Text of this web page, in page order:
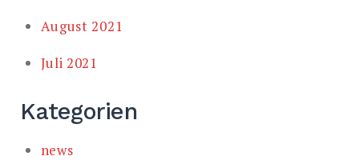
August 2021
Juli 2021
Kategorien
news